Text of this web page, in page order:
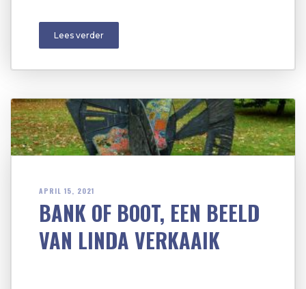
Lees verder
APRIL 15, 2021
BANK OF BOOT, EEN BEELD
VAN LINDA VERKAAIK